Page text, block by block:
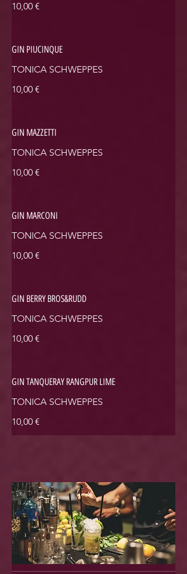
10,00 €
GIN PIUCINQUE
TONICA SCHWEPPES
10,00 €
GIN MAZZETTI
TONICA SCHWEPPES
10,00 €
GIN MARCONI
TONICA SCHWEPPES
10,00 €
GIN BERRY BROS&RUDD
TONICA SCHWEPPES
10,00 €
GIN TANQUERAY RANGPUR LIME
TONICA SCHWEPPES
10,00 €